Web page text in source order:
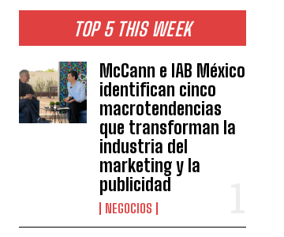
TOP 5 THIS WEEK
McCann e IAB México
identifican cinco
macrotendencias
que transforman la
industria del
marketing y la
publicidad
NEGOCIOS